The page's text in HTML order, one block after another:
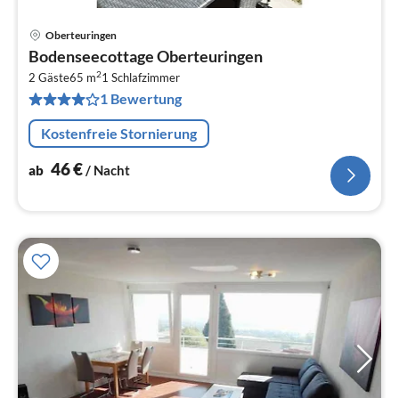
Oberteuringen
Bodenseecottage Oberteuringen
2 Gäste65 m21 Schlafzimmer
1 Bewertung
Kostenfreie Stornierung
ab 46€/ Nacht